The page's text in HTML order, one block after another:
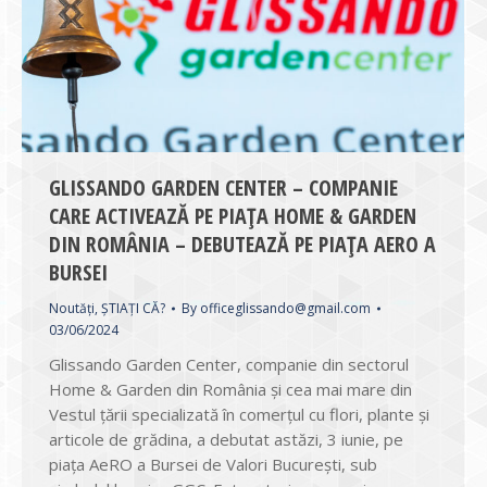
GLISSANDO GARDEN CENTER – COMPANIE
CARE ACTIVEAZĂ PE PIAȚA HOME & GARDEN
DIN ROMÂNIA – DEBUTEAZĂ PE PIAȚA AERO A
BURSEI
Noutăți, ȘTIAȚI CĂ? By officeglissando@gmail.com
03/06/2024
Glissando Garden Center, companie din sectorul
Home & Garden din România și cea mai mare din
Vestul țării specializată în comerțul cu flori, plante și
articole de grădina, a debutat astăzi, 3 iunie, pe
piața AeRO a Bursei de Valori București, sub